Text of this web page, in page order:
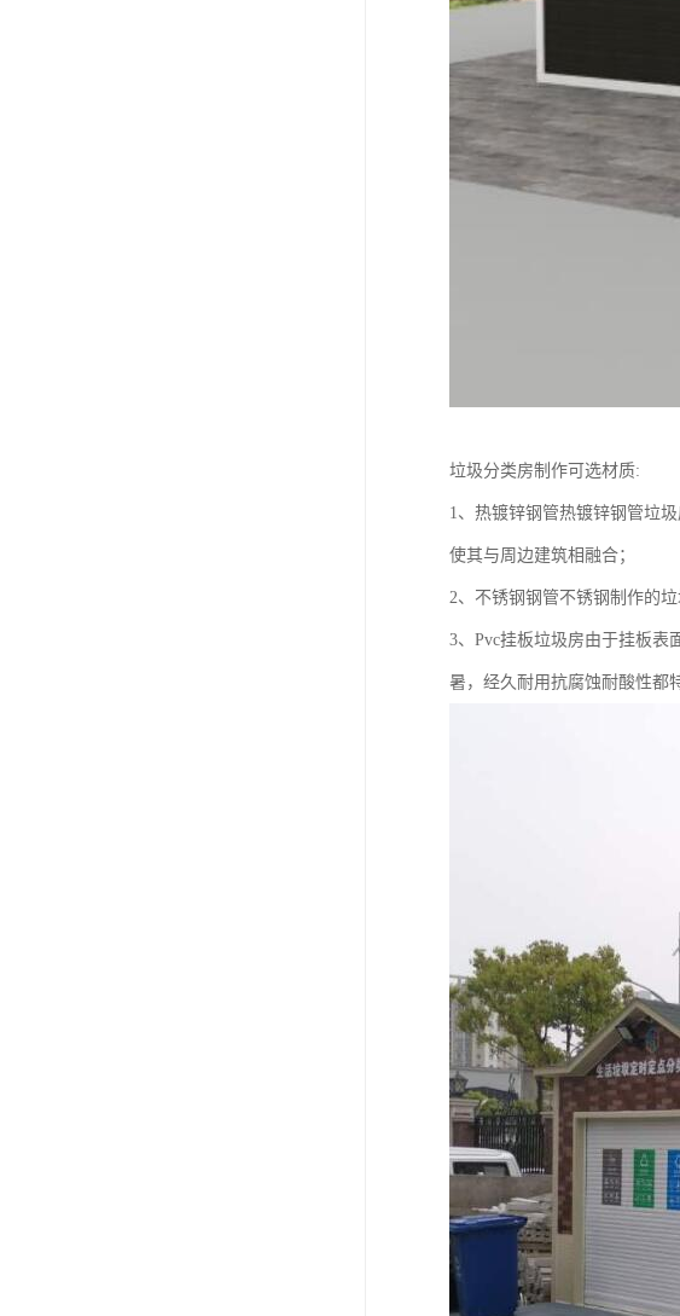
垃圾分类房制作可选材质:
1、热镀锌钢管热镀锌钢管垃
使其与周边建筑相融合；
2、不锈钢钢管不锈钢制作的
3、Pvc挂板垃圾房由于挂板表
暑，经久耐用抗腐蚀耐酸性都